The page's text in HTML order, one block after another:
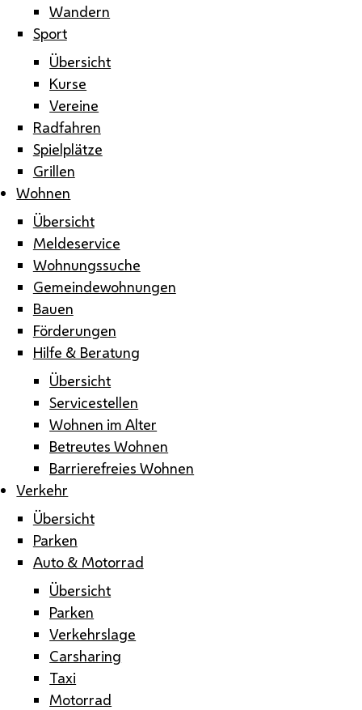
Wandern
Sport
Übersicht
Kurse
Vereine
Radfahren
Spielplätze
Grillen
Wohnen
Übersicht
Meldeservice
Wohnungssuche
Gemeindewohnungen
Bauen
Förderungen
Hilfe & Beratung
Übersicht
Servicestellen
Wohnen im Alter
Betreutes Wohnen
Barrierefreies Wohnen
Verkehr
Übersicht
Parken
Auto & Motorrad
Übersicht
Parken
Verkehrslage
Carsharing
Taxi
Motorrad